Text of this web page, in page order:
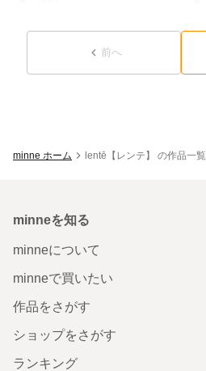
前へ
minne ホーム lentē【レンテ】 の作品一覧
minneを知る
minneについて
minneで買いたい
作品をさがす
ショップをさがす
ランキング